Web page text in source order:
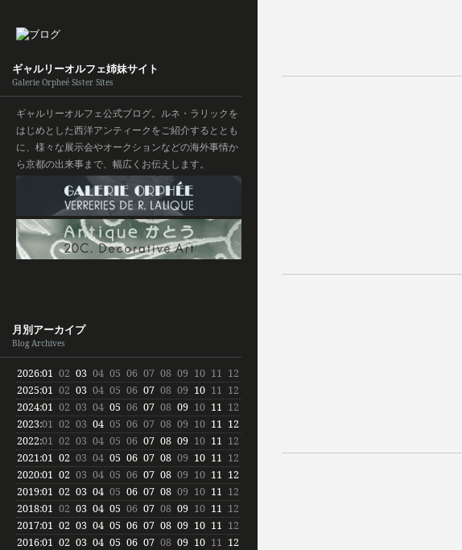
ギャルリーオルフェ姉妹サイト
Galerie Orpheé Sister Sites
ギャルリーオルフェ公式ブログ。ルネ・ラリックを
はじめとした西洋アンティークをご紹介するととも
に、様々な展示会やオークションなどの海外事情か
ら京都の出来事まで、幅広くお伝えします。
月別アーカイプ
Blog Archives
2026:01 02 03 04 05 06 07 08 09 10 11 12
2025:01 02 03 04 05 06 07 08 09 10 11 12
2024:01 02 03 04 05 06 07 08 09 10 11 12
2023:01 02 03 04 05 06 07 08 09 10 11 12
2022:01 02 03 04 05 06 07 08 09 10 11 12
2021:01 02 03 04 05 06 07 08 09 10 11 12
2020:01 02 03 04 05 06 07 08 09 10 11 12
2019:01 02 03 04 05 06 07 08 09 10 11 12
2018:01 02 03 04 05 06 07 08 09 10 11 12
2017:01 02 03 04 05 06 07 08 09 10 11 12
2016:01 02 03 04 05 06 07 08 09 10 11 12